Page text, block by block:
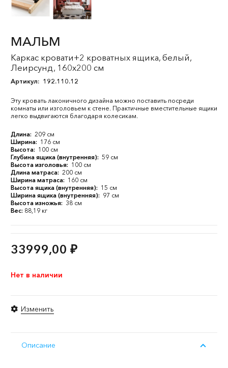
МАЛЬМ
Каркас кровати+2 кроватных ящика, белый,
Леирсунд, 160x200 см
Артикул: 192.110.12
Эту кровать лаконичного дизайна можно поставить посреди
комнаты или изголовьем к стене. Практичные вместительные ящики
легко выдвигаются благодаря колесикам.
Длина: 209 см
Ширина: 176 см
Высота: 100 см
Глубина ящика (внутренняя): 59 см
Высота изголовья: 100 см
Длина матраса: 200 см
Ширина матраса: 160 см
Высота ящика (внутренняя): 15 см
Ширина ящика (внутренняя): 97 см
Высота изножья: 38 см
Вес: 88,19 кг
33999,00 ₽
Нет в наличии
Изменить
Описание